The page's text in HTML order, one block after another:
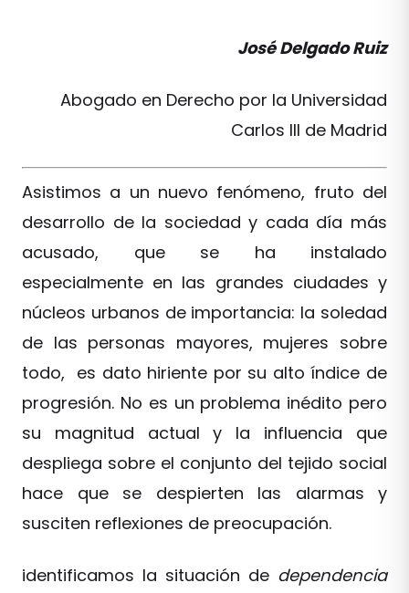
José Delgado Ruiz
Abogado en Derecho por la Universidad
Carlos III de Madrid
Asistimos a un nuevo fenómeno, fruto del
desarrollo de la sociedad y cada día más
acusado, que se ha instalado
especialmente en las grandes ciudades y
núcleos urbanos de importancia: la soledad
de las personas mayores, mujeres sobre
todo, es dato hiriente por su alto índice de
progresión. No es un problema inédito pero
su magnitud actual y la influencia que
despliega sobre el conjunto del tejido social
hace que se despierten las alarmas y
susciten reflexiones de preocupación.
identificamos la situación de dependencia